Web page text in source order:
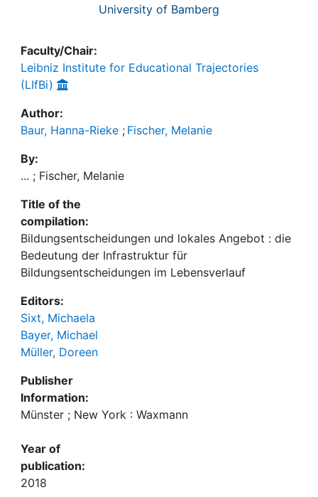
University of Bamberg
Faculty/Chair:
Leibniz Institute for Educational Trajectories
(LIfBi)
Author:
Baur, Hanna-Rieke ; Fischer, Melanie
By:
... ; Fischer, Melanie
Title of the
compilation:
Bildungsentscheidungen und lokales Angebot : die
Bedeutung der Infrastruktur für
Bildungsentscheidungen im Lebensverlauf
Editors:
Sixt, Michaela
Bayer, Michael
Müller, Doreen
Publisher
Information:
Münster ; New York : Waxmann
Year of
publication:
2018